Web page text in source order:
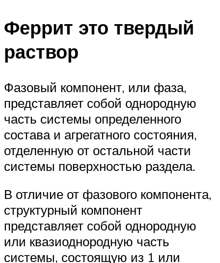
Феррит это твердый
раствор
Фазовый компонент, или фаза,
представляет собой однородную
часть системы определенного
состава и агрегатного состояния,
отделенную от остальной части
системы поверхностью раздела.
В отличие от фазового компонента,
структурный компонент
представляет собой однородную
или квазиоднородную часть
системы, состоящую из 1 или